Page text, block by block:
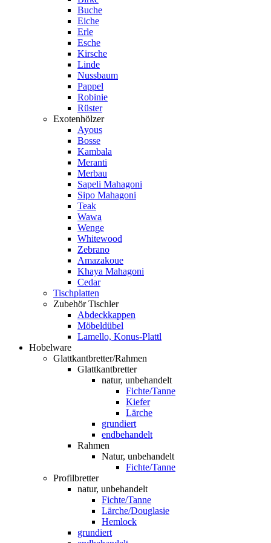
Buche
Eiche
Erle
Esche
Kirsche
Linde
Nussbaum
Pappel
Robinie
Rüster
Exotenhölzer
Ayous
Bosse
Kambala
Meranti
Merbau
Sapeli Mahagoni
Sipo Mahagoni
Teak
Wawa
Wenge
Whitewood
Zebrano
Amazakoue
Khaya Mahagoni
Cedar
Tischplatten
Zubehör Tischler
Abdeckkappen
Möbeldübel
Lamello, Konus-Plattl
Hobelware
Glattkantbretter/Rahmen
Glattkantbretter
natur, unbehandelt
Fichte/Tanne
Kiefer
Lärche
grundiert
endbehandelt
Rahmen
Natur, unbehandelt
Fichte/Tanne
Profilbretter
natur, unbehandelt
Fichte/Tanne
Lärche/Douglasie
Hemlock
grundiert